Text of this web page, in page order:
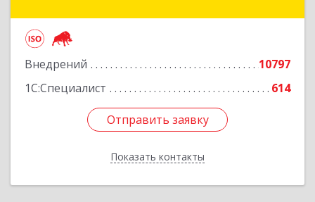
Внедрений
10797
1С:Специалист
614
Отправить заявку
Показать контакты
Отправить заявку
Назад